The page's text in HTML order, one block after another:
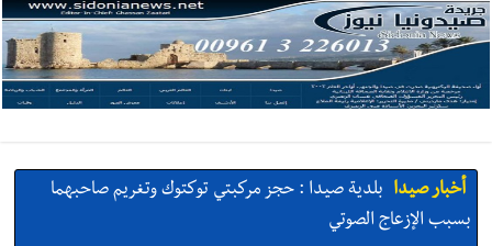
أخبار صيدا بلدية صيدا : حجز مركبتي توكتوك وتغريم صاحبهما
بسبب الإزعاج الصوتي